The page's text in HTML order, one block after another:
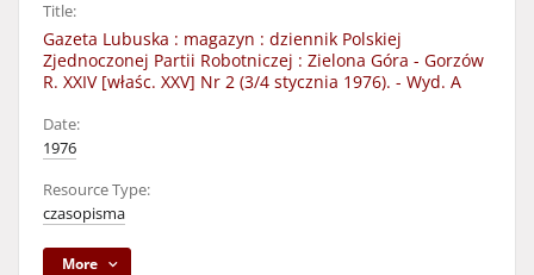
Title:
Gazeta Lubuska : magazyn : dziennik Polskiej
Zjednoczonej Partii Robotniczej : Zielona Góra - Gorzów
R. XXIV [właśc. XXV] Nr 2 (3/4 stycznia 1976). - Wyd. A
Date:
1976
Resource Type:
czasopisma
More